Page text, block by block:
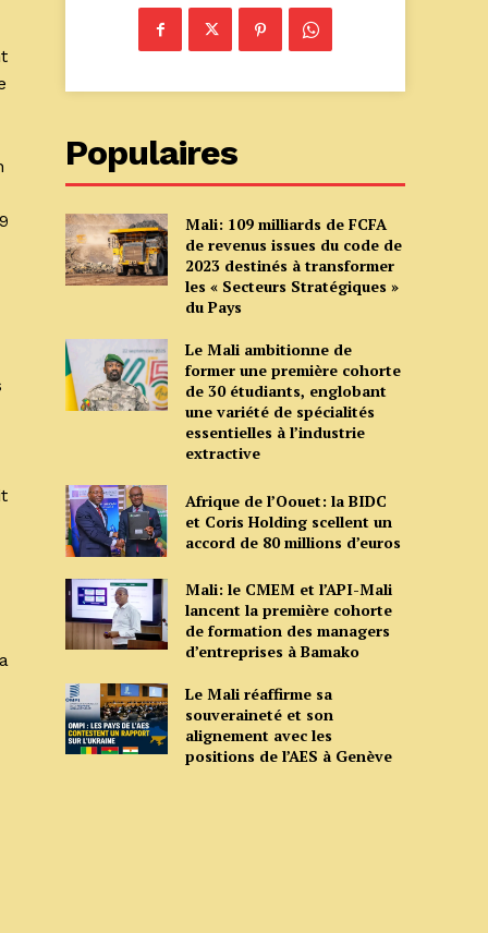
Populaires
Mali: 109 milliards de FCFA
de revenus issues du code de
2023 destinés à transformer
les « Secteurs Stratégiques »
du Pays
Le Mali ambitionne de
former une première cohorte
de 30 étudiants, englobant
une variété de spécialités
essentielles à l’industrie
extractive
Afrique de l’Oouet: la BIDC
et Coris Holding scellent un
accord de 80 millions d’euros
Mali: le CMEM et l’API-Mali
lancent la première cohorte
de formation des managers
d’entreprises à Bamako
Le Mali réaffirme sa
souveraineté et son
alignement avec les
positions de l’AES à Genève